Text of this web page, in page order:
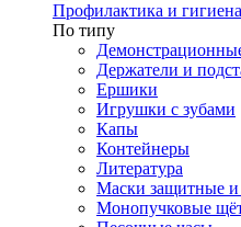
Профилактика и гигиена
По типу
Держатели и
Ершики
Игрушки с зубами
Капы
Контейнеры
Литература
Маски защитные и
Монопучковые